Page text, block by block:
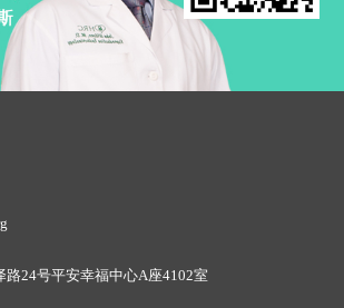
路24号平安幸福中心A座4102室